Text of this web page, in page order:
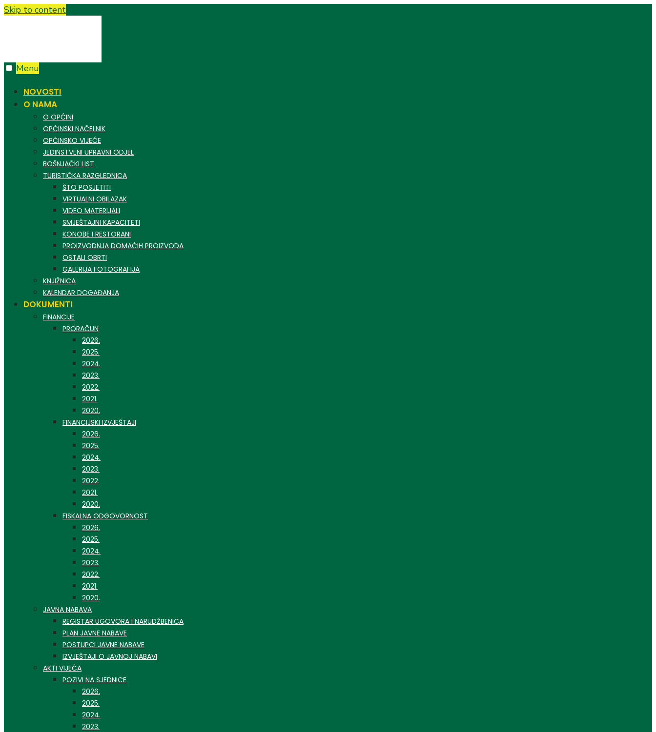
Skip to content
Menu
NOVOSTI
O NAMA
O OPĆINI
OPĆINSKI NAČELNIK
OPĆINSKO VIJEĆE
JEDINSTVENI UPRAVNI ODJEL
BOŠNJAČKI LIST
TURISTIČKA RAZGLEDNICA
ŠTO POSJETITI
VIRTUALNI OBILAZAK
VIDEO MATERIJALI
SMJEŠTAJNI KAPACITETI
KONOBE I RESTORANI
PROIZVODNJA DOMAĆIH PROIZVODA
OSTALI OBRTI
GALERIJA FOTOGRAFIJA
KNJIŽNICA
KALENDAR DOGAĐANJA
DOKUMENTI
FINANCIJE
PRORAČUN
2026.
2025.
2024.
2023.
2022.
2021.
2020.
FINANCIJSKI IZVJEŠTAJI
2026.
2025.
2024.
2023.
2022.
2021.
2020.
FISKALNA ODGOVORNOST
2026.
2025.
2024.
2023.
2022.
2021.
2020.
JAVNA NABAVA
REGISTAR UGOVORA I NARUDŽBENICA
PLAN JAVNE NABAVE
POSTUPCI JAVNE NABAVE
IZVJEŠTAJI O JAVNOJ NABAVI
AKTI VIJEĆA
POZIVI NA SJEDNICE
2026.
2025.
2024.
2023.